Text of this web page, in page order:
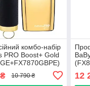
комбо-набір
PRO Boost+ Gold
10 790 ₴ 12